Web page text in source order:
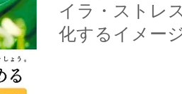
イラ・ストレ
化するイメー